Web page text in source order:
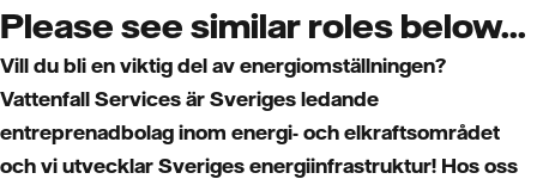
Please see similar roles below...
Vill du bli en viktig del av energiomställningen?
Vattenfall Services är Sveriges ledande
entreprenadbolag inom energi- och elkraftsområdet
och vi utvecklar Sveriges energiinfrastruktur! Hos oss